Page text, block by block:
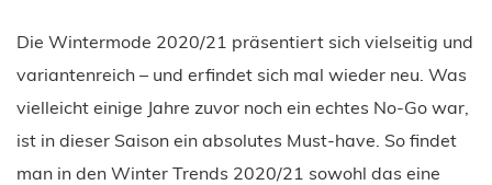
Die Wintermode 2020/21 präsentiert sich vielseitig und
variantenreich – und erfindet sich mal wieder neu. Was
vielleicht einige Jahre zuvor noch ein echtes No-Go war,
ist in dieser Saison ein absolutes Must-have. So findet
man in den Winter Trends 2020/21 sowohl das eine